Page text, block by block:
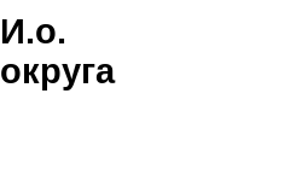
И.о.